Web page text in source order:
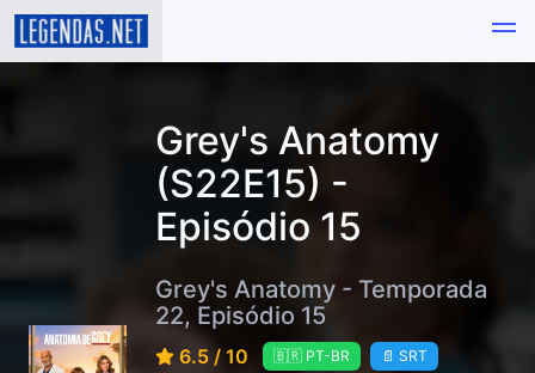
Grey's Anatomy
(S22E15) -
Episódio 15
Grey's Anatomy - Temporada
22, Episódio 15
6.5 / 10 🇧🇷 PT-BR 📄 SRT